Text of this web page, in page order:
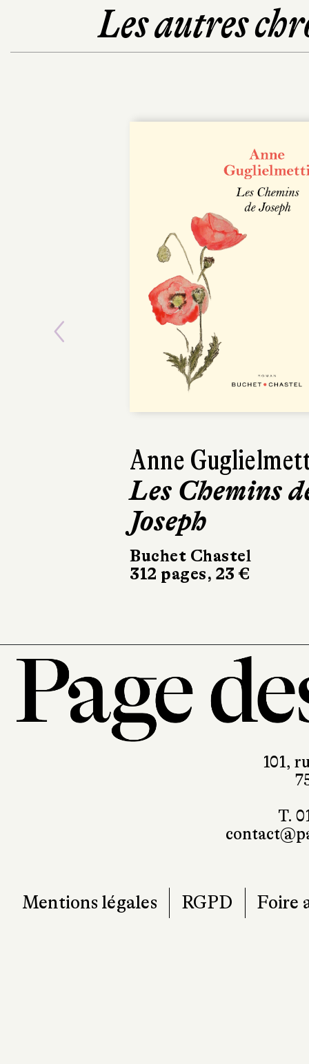
Les autres
Paul Thurin
Le Livre de
Joan
Le Livre de Poche
336 pages, 8,90 €
Previous
101,
T.
Mentions légales RGPD Foire